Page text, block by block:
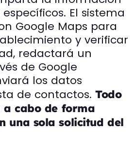
El sistema
Google Maps para
y verificar
redactará un
de Google
los datos
de contactos. Todo
a cabo de forma
una sola solicitud del